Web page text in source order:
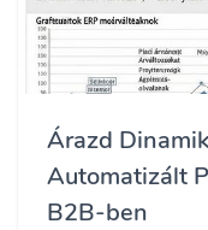
Árazd
Automatizált
B2B-ben